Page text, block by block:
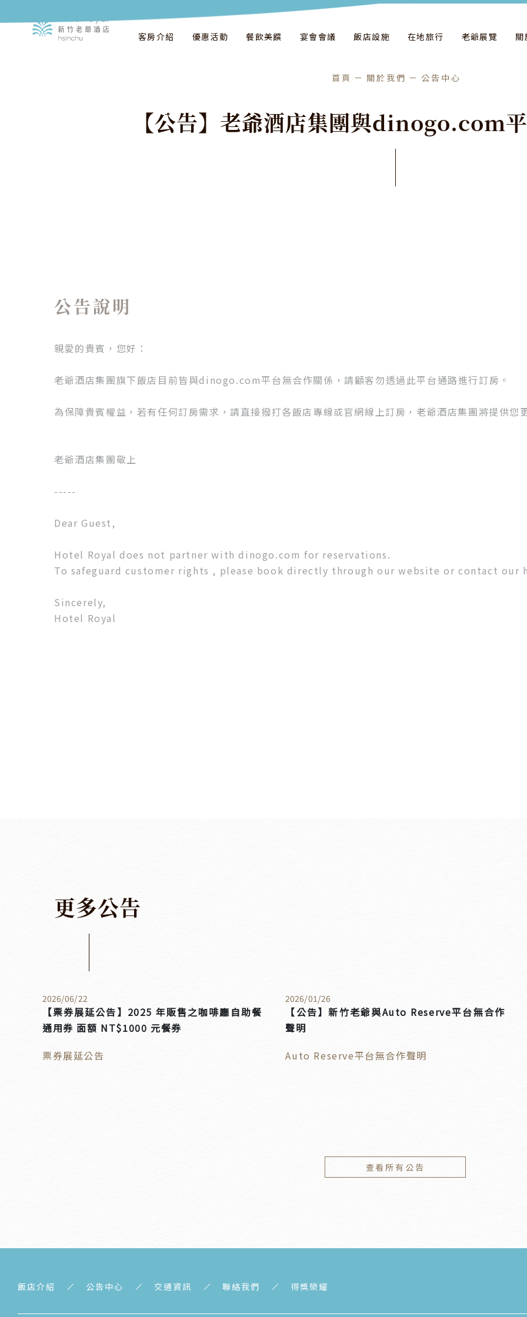
客房介紹 優惠活動 餐飲美饌 宴會會議 飯店設施 在地旅行 老爺展覽 關
首頁 關於我們 公告中心
【公告】 老爺酒店集團與dinogo.com平
公告說明
親愛的貴賓，您好：
老爺酒店集團旗下飯店目前皆與dinogo.com平台無合作關係，請顧客勿透過此平台通路進行訂房。
為保障貴賓權益，若有任何訂房需求，請直接撥打各飯店專線或官網線上訂房，老爺酒店集團將提供您
老爺酒店集團敬上
-----
Dear Guest,
Hotel Royal does not partner with dinogo.com for reservations.
To safeguard customer rights , please book directly through our website or contact our
Sincerely,
Hotel Royal
更多公告
2026/06/22
【票券展延公告】2025 年販售之咖啡廳自助餐
通用券 面額 NT$1000 元餐券
票券展延公告
2026/01 /26
【公告】新竹老爺與Auto Reserve平台無合作
聲明
Auto Reserve平台無合作聲明
查看所有公告
飯店介紹 公告中心 交通資訊 聯絡我們 得獎榮耀